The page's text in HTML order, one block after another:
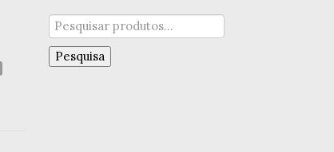
Pesquisar
por:
Pesquisa